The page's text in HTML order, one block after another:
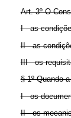
Art. 3º O
I - as
II - as
III - os
§ 1º Quando
I - os
II - os